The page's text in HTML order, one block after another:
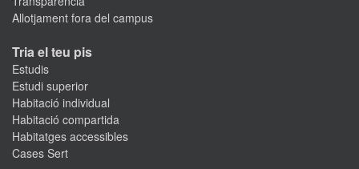
Allotjament fora del campus
Tria el teu pis
Estudis
Estudi superior
Habitació individual
Habitació compartida
Habitatges accessibles
Cases Sert